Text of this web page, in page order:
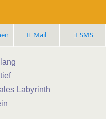
Mail SMS
Labyrinth